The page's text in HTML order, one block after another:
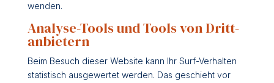
wenden.
Analyse-Tools und Tools von Dritt­
anbietern
Beim Besuch dieser Website kann Ihr Surf-Verhalten
statistisch ausgewertet werden. Das geschieht vor